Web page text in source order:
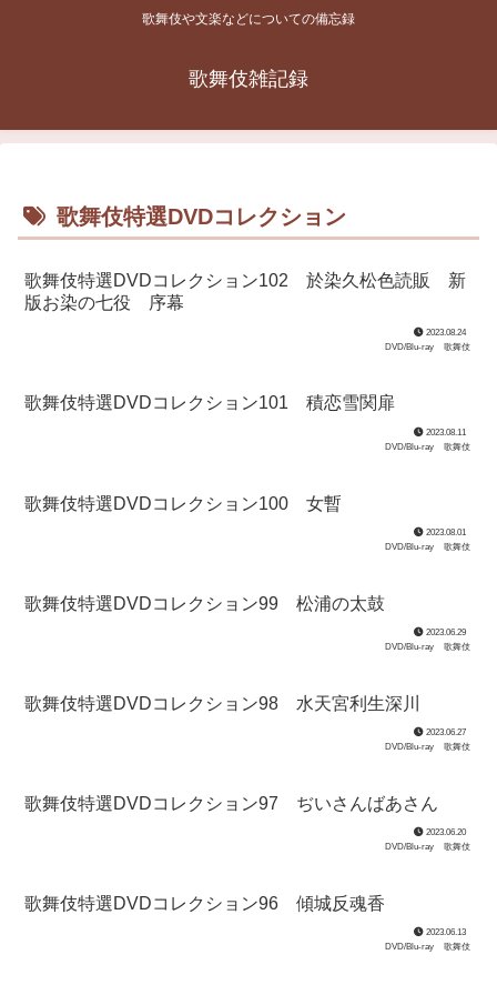
歌舞伎や文楽などについての備忘録
歌舞伎雑記録
歌舞伎特選DVDコレクション
歌舞伎特選DVDコレクション102 於染久松色読販 新
版お染の七役 序幕
2023.08.24
DVD/Blu-ray
歌舞伎
歌舞伎特選DVDコレクション101 積恋雪関扉
2023.08.11
DVD/Blu-ray
歌舞伎
歌舞伎特選DVDコレクション100 女暫
2023.08.01
DVD/Blu-ray
歌舞伎
歌舞伎特選DVDコレクション99 松浦の太鼓
2023.06.29
DVD/Blu-ray
歌舞伎
歌舞伎特選DVDコレクション98 水天宮利生深川
2023.06.27
DVD/Blu-ray
歌舞伎
歌舞伎特選DVDコレクション97 ぢいさんばあさん
2023.06.20
DVD/Blu-ray
歌舞伎
歌舞伎特選DVDコレクション96 傾城反魂香
2023.06.13
DVD/Blu-ray
歌舞伎